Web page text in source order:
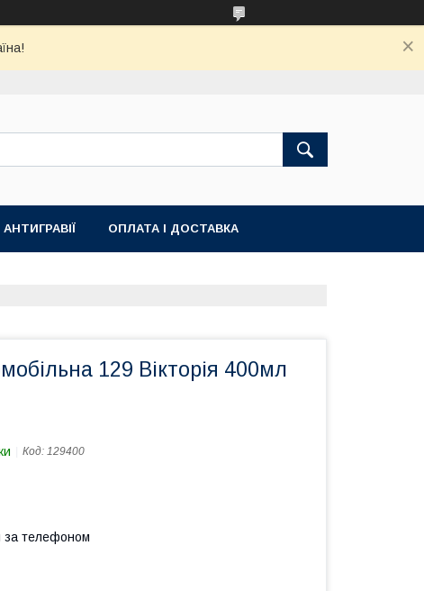
ОПЛАТА І ДОСТАВКА
129 Вікторія 400мл
Код: 129400
за телефоном